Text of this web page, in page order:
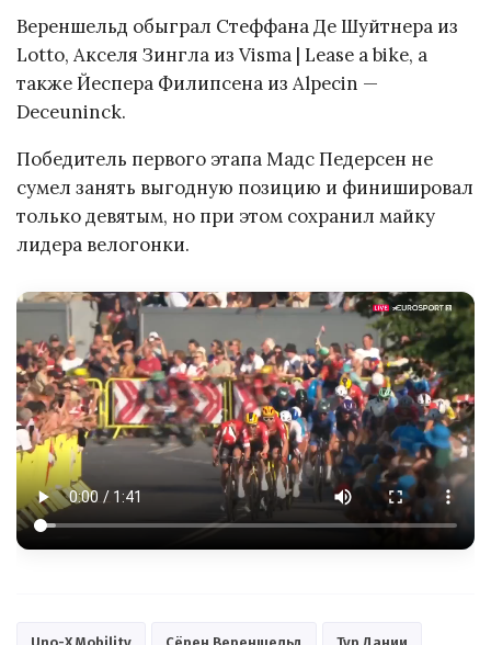
Вереншельд обыграл Стеффана Де Шуйтнера из
Lotto, Акселя Зингла из Visma | Lease a bike, а
также Йеспера Филипсена из Alpecin —
Deceuninck.
Победитель первого этапа Мадс Педерсен не
сумел занять выгодную позицию и финишировал
только девятым, но при этом сохранил майку
лидера велогонки.